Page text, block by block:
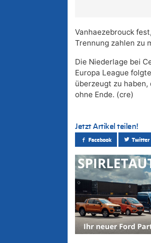
Vanhaezebrouck
Trennung zahlen zu
Die Niederlage bei
Europa League
überzeugt zu haben,
ohne Ende. (cre)
Jetzt Artikel teilen!
Facebook Twitter